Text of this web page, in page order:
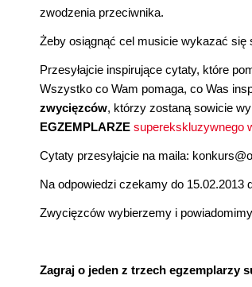
zwodzenia przeciwnika.
Żeby osiągnąć cel musicie wykazać się
Przesyłajcie inspirujące cytaty, które
Wszystko co Wam pomaga, co Was
zwycięzców, którzy zostaną sowicie
EGZEMPLARZE superekskluzywnego
Cytaty przesyłajcie na maila:
Na odpowiedzi czekamy do 15.02.2013
Zwycięzców wybierzemy i
Zagraj o jeden z trzech egzemplarzy